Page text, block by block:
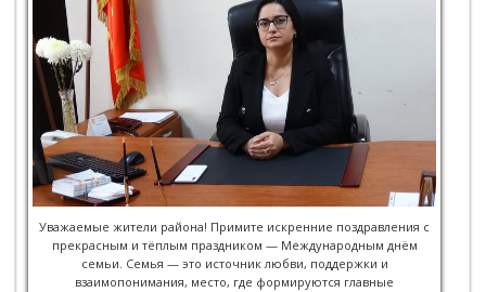
Уважаемые жители района! Примите искренние поздравления с
прекрасным и тёплым праздником — Международным днём
семьи. Семья — это источник любви, поддержки и
взаимопонимания, место, где формируются главные